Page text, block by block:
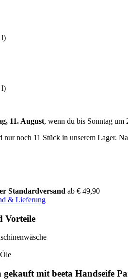
l)
l)
11. August, wenn du bis Sonntag um
nur noch 11 Stück in unserem Lager.
Standardversand ab € 49,90
& Lieferung
Vorteile
gekauft mit beeta Handseife